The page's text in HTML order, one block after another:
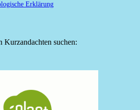
Erklärung
Kurzandachten suchen: